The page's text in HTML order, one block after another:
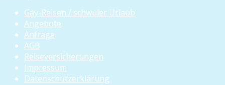
Gay-Reisen / schwuler Urlaub
Angebote
Anfrage
AGB
Reiseversicherungen
Impressum
Datenschutzerklärung